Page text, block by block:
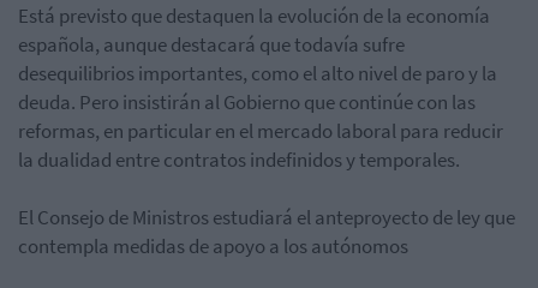
Está previsto que destaquen la evolución de la economía
española, aunque destacará que todavía sufre
desequilibrios importantes, como el alto nivel de paro y la
deuda. Pero insistirán al Gobierno que continúe con las
reformas, en particular en el mercado laboral para reducir
la dualidad entre contratos indefinidos y temporales.
El Consejo de Ministros estudiará el anteproyecto de ley que
contempla medidas de apoyo a los autónomos